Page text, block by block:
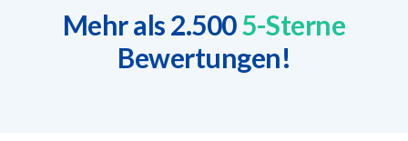
Mehr als 2.5005-Sterne
Bewertungen!